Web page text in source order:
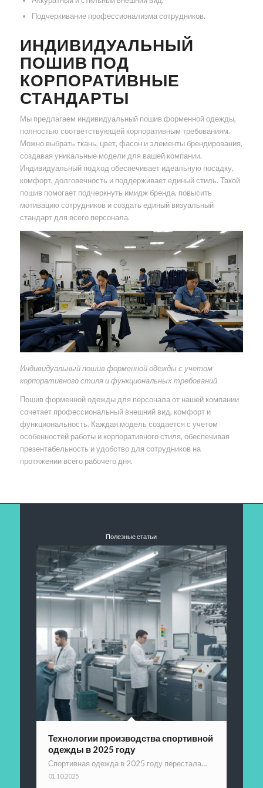
Подчеркивание профессионализма сотрудников.
ИНДИВИДУАЛЬНЫЙ
ПОШИВ ПОД
КОРПОРАТИВНЫЕ
СТАНДАРТЫ
Мы предлагаем индивидуальный пошив форменной одежды,
полностью соответствующей корпоративным требованиям.
Можно выбрать ткань, цвет, фасон и элементы брендирования,
создавая уникальные модели для вашей компании.
Индивидуальный подход обеспечивает идеальную посадку,
комфорт, долговечность и поддерживает единый стиль. Такой
пошив помогает подчеркнуть имидж бренда, повысить
мотивацию сотрудников и создать единый визуальный
стандарт для всего персонала.
Индивидуальный пошив форменной одежды с учетом
корпоративного стиля и функциональных требований
Пошив форменной одежды для персонала от нашей компании
сочетает профессиональный внешний вид, комфорт и
функциональность. Каждая модель создается с учетом
особенностей работы и корпоративного стиля, обеспечивая
презентабельность и удобство для сотрудников на
протяжении всего рабочего дня.
Полезные статьи
Технологии производства спортивной
одежды в 2025 году
Спортивная одежда в 2025 году перестала…
01.10.2025